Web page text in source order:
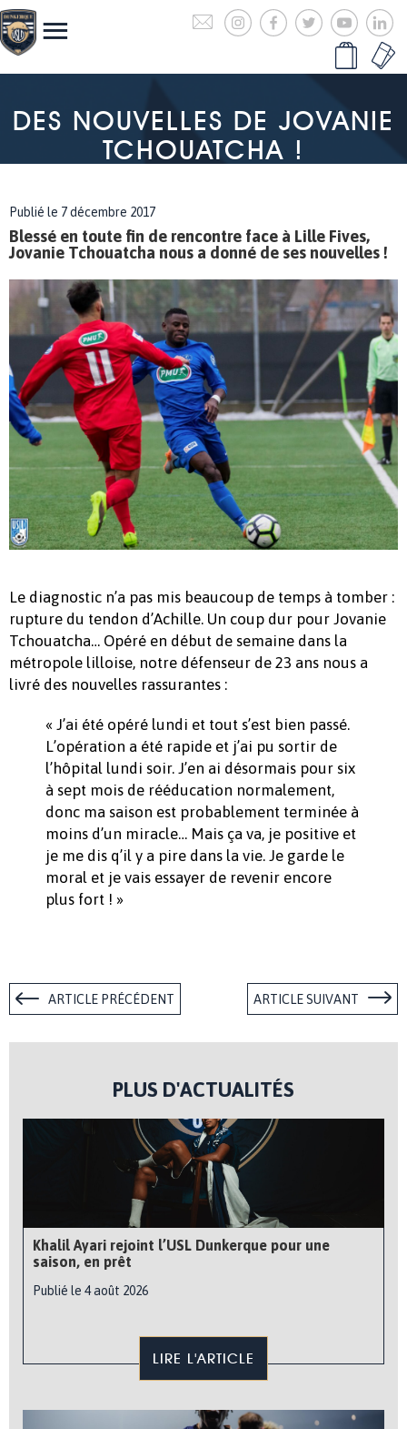
DES NOUVELLES DE JOVANIE
TCHOUATCHA !
Publié le 7 décembre 2017
Blessé en toute fin de rencontre face à Lille Fives,
Jovanie Tchouatcha nous a donné de ses nouvelles !
Le diagnostic n’a pas mis beaucoup de temps à tomber :
rupture du tendon d’Achille. Un coup dur pour Jovanie
Tchouatcha… Opéré en début de semaine dans la
métropole lilloise, notre défenseur de 23 ans nous a
livré des nouvelles rassurantes :
« J’ai été opéré lundi et tout s’est bien passé.
L’opération a été rapide et j’ai pu sortir de
l’hôpital lundi soir. J’en ai désormais pour six
à sept mois de rééducation normalement,
donc ma saison est probablement terminée à
moins d’un miracle… Mais ça va, je positive et
je me dis q’il y a pire dans la vie. Je garde le
moral et je vais essayer de revenir encore
plus fort ! »
ARTICLE PRÉCÉDENT ARTICLE SUIVANT
PLUS D'ACTUALITÉS
Khalil Ayari rejoint l’USL Dunkerque pour une
saison, en prêt
Publié le 4 août 2026
LIRE L'ARTICLE